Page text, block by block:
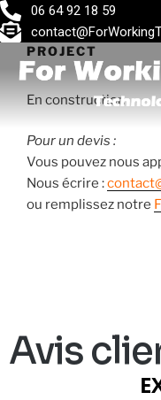
06 64 92 18 59
PROJECT
En construction
Pour un devis :
Vous pouvez nous
Nous écrire :
ou remplissez notre
Avis